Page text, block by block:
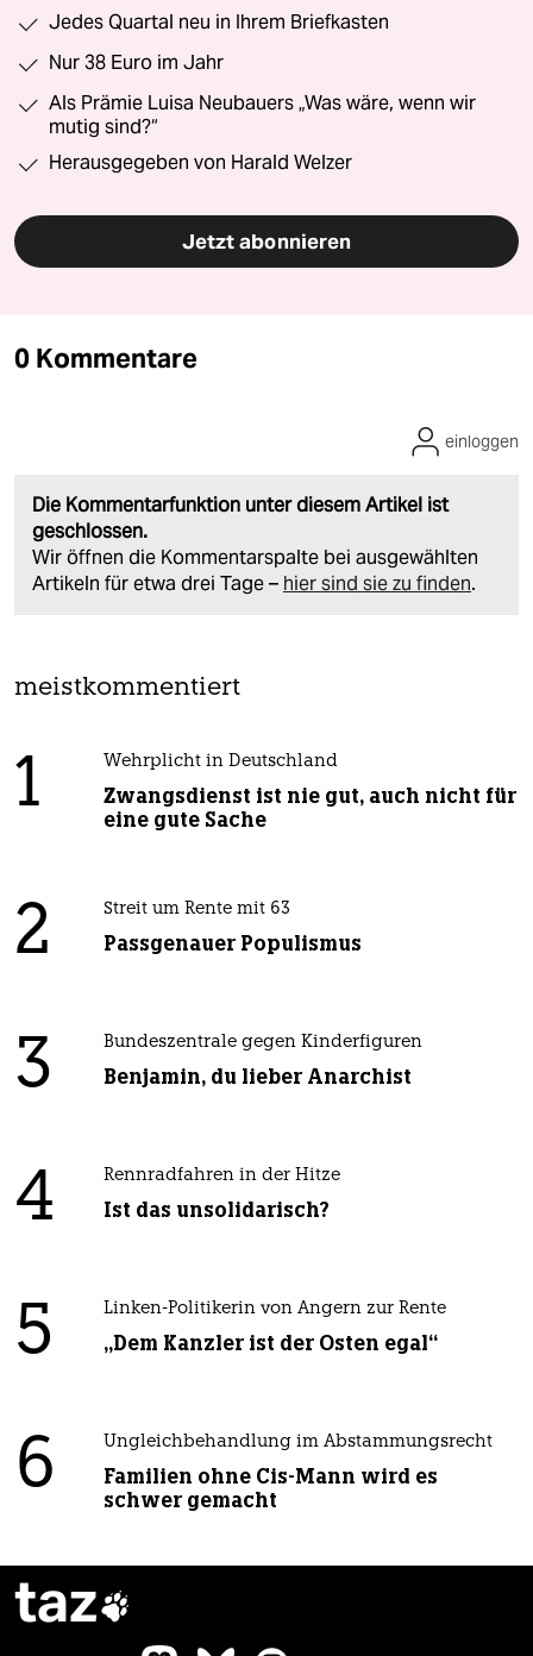
Jedes Quartal neu in Ihrem Briefkasten
Nur 38 Euro im Jahr
Als Prämie Luisa Neubauers „Was wäre, wenn wir
mutig sind?“
Herausgegeben von Harald Welzer
Jetzt abonnieren
0 Kommentare
Die Kommentarfunktion unter diesem Artikel ist
geschlossen.
Wir öffnen die Kommentarspalte bei ausgewählten
Artikeln für etwa drei Tage – hier sind sie zu finden.
einloggen
meistkommentiert
1 Wehrplicht in Deutschland
Zwangsdienst ist nie gut, auch nicht für
eine gute Sache
2 Streit um Rente mit 63
Passgenauer Populismus
3 Bundeszentrale gegen Kinderfiguren
Benjamin, du lieber Anarchist
4 Rennradfahren in der Hitze
Ist das unsolidarisch?
5 Linken-Politikerin von Angern zur Rente
„Dem Kanzler ist der Osten egal“
6 Ungleichbehandlung im Abstammungsrecht
Familien ohne Cis-Mann wird es
schwer gemacht
taz